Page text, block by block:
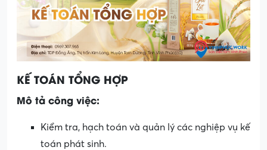
KẾ TOÁN TỔNG HỢP
Mô tả công việc:
Kiểm tra, hạch toán và quản lý các nghiệp vụ kế
toán phát sinh.